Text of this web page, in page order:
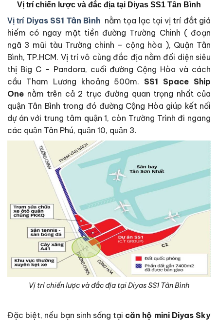
Vị trí chiến lược và đắc địa tại Diyas SS1 Tân Bình
Vị trí Diyas SS1 Tân Bình nằm tọa lạc tại vị trí đắt giá
hiếm có ngay mặt tiền đường Trường Chinh ( đoạn
ngã 3 mũi tàu Trường chinh – cộng hòa ), Quận Tân
Bình, TP.HCM. Vị trí vô cùng đắc địa nằm đối diện siêu
thị Big C – Pandora, cuối đường Cộng Hòa và cách
cầu Tham Lương khoảng 500m. SS1 Space Ship
One nằm trên cả 2 trục đường quan trọng nhất của
quận Tân Bình trong đó đường Cộng Hòa giúp kết nối
dự án với trung tâm quận 1, còn Trường Trình đi ngang
các quận Tân Phú, quận 10, quận 3.
Vị trí chiến lược và đắc địa tại Diyas SS1 Tân Bình
Đặc biệt, nếu bạn sinh sống tại căn hộ mini Diyas Sky